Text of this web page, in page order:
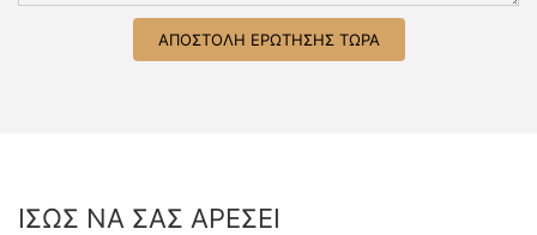
ΑΠΟΣΤΟΛΉ ΕΡΏΤΗΣΗΣ ΤΏΡΑ
ΊΣΩΣ ΝΑ ΣΑΣ ΑΡΈΣΕΙ